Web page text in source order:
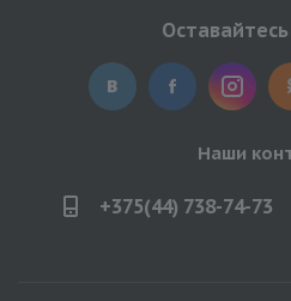
Оставайтесь
Наши
+375(44) 738-74-73